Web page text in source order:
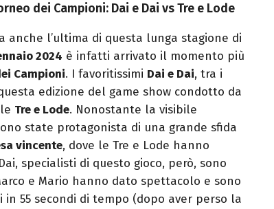
dei Campioni: Dai e Dai vs Tre e Lode
l’ultima di questa lunga stagione di
2024 è infatti arrivato il momento più
Campioni. I favoritissimi Dai e Dai, tra i
edizione del game show condotto da
Tre e Lode. Nonostante la visibile
state protagonista di una grande sfida
vincente, dove le Tre e Lode hanno
specialisti di questo gioco, però, sono
e Mario hanno dato spettacolo e sono
in 55 secondi di tempo (dopo aver perso la